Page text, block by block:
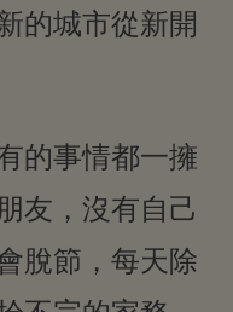
的城市從新開
的事情都一擁
友，沒有自己
脫節，每天除